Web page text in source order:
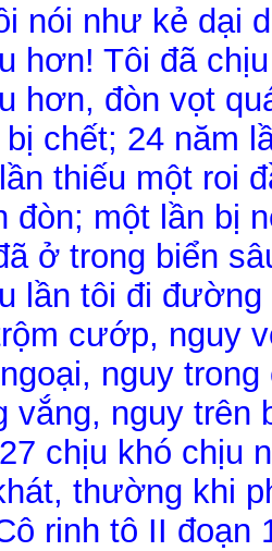
nói như kẻ dại
hơn! Tôi đã
hơn, đòn vọt
bị chết; 24 năm
thiếu một roi
đòn; một lần bị
ở trong biển
lần tôi đi
cướp, nguy
nguy
vắng, nguy trên
chịu khó chịu
thường khi
rinh tô II đoạn